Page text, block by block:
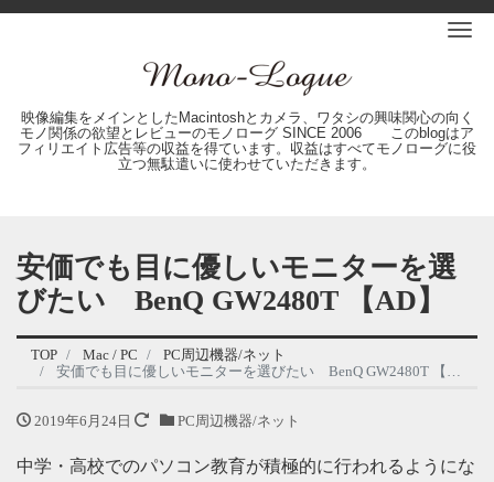
映像編集をメインとしたMacintoshとカメラ、ワタシの興味関心の向く
モノ関係の欲望とレビューのモノローグ SINCE 2006 このblogはア
フィリエイト広告等の収益を得ています。収益はすべてモノローグに役
立つ無駄遣いに使わせていただきます。
安価でも目に優しいモニターを選
びたい BenQ GW2480T 【AD】
TOP Mac / PC
PC周辺機器/ネット
安価でも目に優しいモニターを選びたい BenQ GW2480T 【AD】
2019年6月24日 PC周辺機器/ネット
中学・高校でのパソコン教育が積極的に行われるようにな